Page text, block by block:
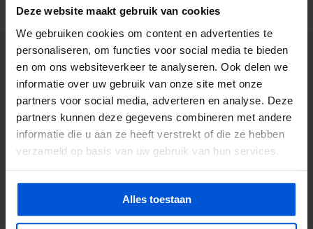
Deze website maakt gebruik van cookies
We gebruiken cookies om content en advertenties te
personaliseren, om functies voor social media te bieden
en om ons websiteverkeer te analyseren. Ook delen we
informatie over uw gebruik van onze site met onze
partners voor social media, adverteren en analyse. Deze
partners kunnen deze gegevens combineren met andere
informatie die u aan ze heeft verstrekt of die ze hebben
verzameld op basis van uw gebruik van hun services.
Alles toestaan
BESCHRIJVING
WIJ HELPEN JE GRAAG
0317 358 228
info@dejonghandelsonderneming.nl